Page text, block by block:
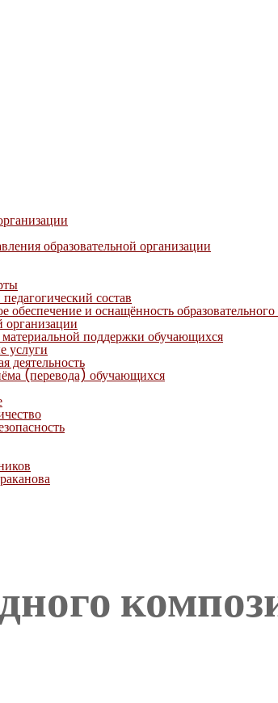
образовательной организации
состав
обеспечение и оснащённость образовательного
организации
поддержки обучающихся
услуги
деятельность
(перевода) обучающихся